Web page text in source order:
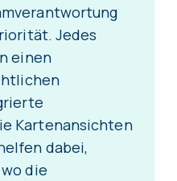
Jedes
einen
Kartenansichten
dabei,
die